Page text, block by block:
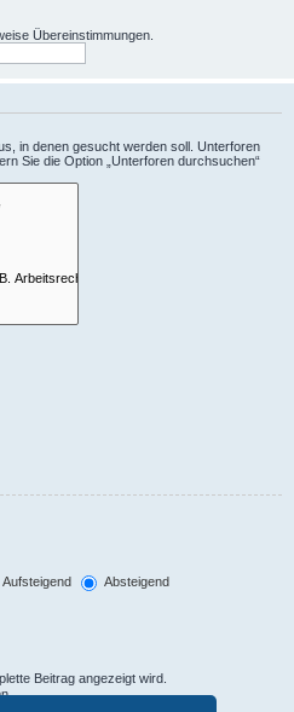
Übereinstimmungen.
in denen gesucht werden soll. Unterforen
Sie die Option „Unterforen durchsuchen“
Aufsteigend
Absteigend
Beitrag angezeigt wird.